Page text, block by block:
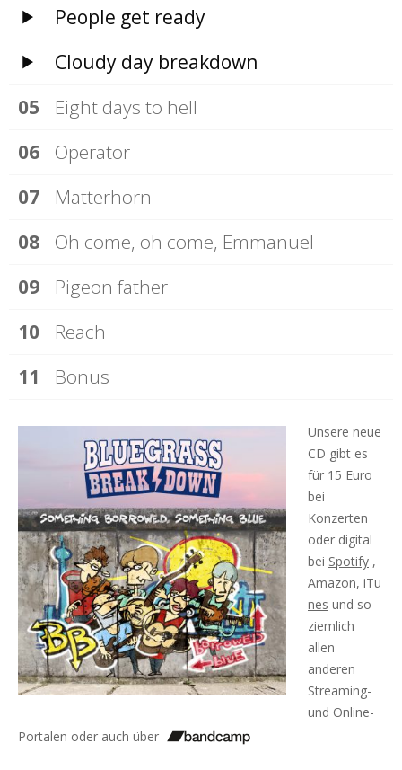
People get ready
Cloudy day breakdown
Eight days to hell
Operator
Matterhorn
Oh come, oh come, Emmanuel
Pigeon father
Reach
Bonus
Unsere neue
CD gibt es
für 15 Euro
bei
Konzerten
oder digital
bei Spotify ,
Amazon, iTu
nes und so
ziemlich
allen
anderen
Streaming-
und Online-
Portalen oder auch über